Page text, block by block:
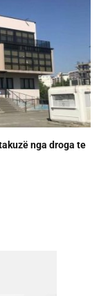
nga droga te